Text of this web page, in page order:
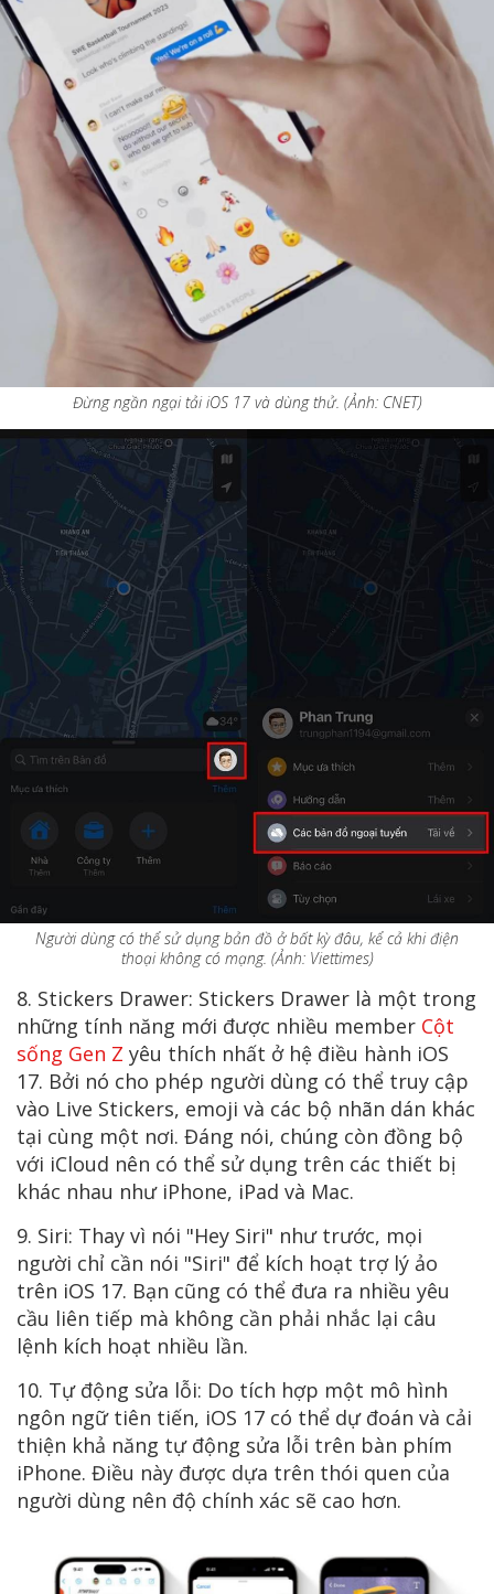
Đừng ngần ngại tải iOS 17 và dùng thử. (Ảnh: CNET)
Người dùng có thể sử dụng bản đồ ở bất kỳ đâu, kể cả khi điện
thoại không có mạng. (Ảnh: Viettimes)
8. Stickers Drawer: Stickers Drawer là một trong
những tính năng mới được nhiều member Cột
sống Gen Z yêu thích nhất ở hệ điều hành iOS
17. Bởi nó cho phép người dùng có thể truy cập
vào Live Stickers, emoji và các bộ nhãn dán khác
tại cùng một nơi. Đáng nói, chúng còn đồng bộ
với iCloud nên có thể sử dụng trên các thiết bị
khác nhau như iPhone, iPad và Mac.
9. Siri: Thay vì nói "Hey Siri" như trước, mọi
người chỉ cần nói "Siri" để kích hoạt trợ lý ảo
trên iOS 17. Bạn cũng có thể đưa ra nhiều yêu
cầu liên tiếp mà không cần phải nhắc lại câu
lệnh kích hoạt nhiều lần.
10. Tự động sửa lỗi: Do tích hợp một mô hình
ngôn ngữ tiên tiến, iOS 17 có thể dự đoán và cải
thiện khả năng tự động sửa lỗi trên bàn phím
iPhone. Điều này được dựa trên thói quen của
người dùng nên độ chính xác sẽ cao hơn.